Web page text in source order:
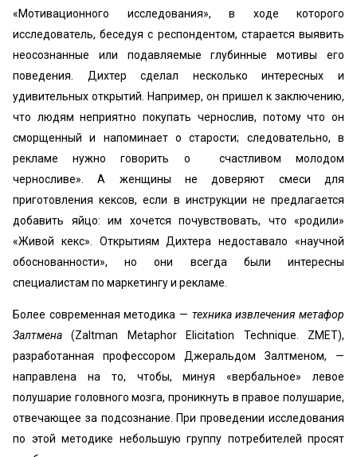
«Мотивационного исследования», в ходе которого
исследователь, беседуя с респондентом, старается выявить
неосознанные или подавляемые глубинные мотивы его
поведения. Дихтер сделал несколько интересных и
удивительных открытий. Например, он пришел к заключению,
что людям неприятно покупать чернослив, потому что он
сморщенный и напоминает о старости; следовательно, в
рекламе нужно говорить о счастливом молодом
черносливе». А женщины не доверяют смеси для
приготовления кексов, если в инструкции не предлагается
добавить яйцо: им хочется почувствовать, что «родили»
«Живой кекс». Открытиям Дихтера недоставало «научной
обоснованности», но они всегда были интересны
специалистам по маркетингу и рекламе.
Более современная методика — техника извлечения метафор
Залтмена (Zaltman Metaphor Elicitation Technique. ZMET),
разработанная профессором Джеральдом Залтменом, —
направлена на то, чтобы, минуя «вербальное» левое
полушарие головного мозга, проникнуть в правое полушарие,
отвечающее за подсознание. При проведении исследования
по этой методике небольшую группу потребителей просят